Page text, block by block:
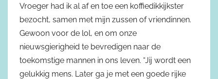
Vroeger had ik al af en toe een koffiedikkijkster
bezocht, samen met mijn zussen of vriendinnen.
Gewoon voor de lol, en om onze
nieuwsgierigheid te bevredigen naar de
toekomstige mannen in ons leven. “Jij wordt een
gelukkig mens. Later ga je met een goede rijke